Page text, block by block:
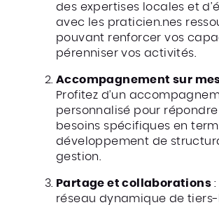
des expertises locales et
avec les praticien.nes
pouvant renforcer vos
pérenniser vos activités.
Accompagnement sur
Profitez d’un
personnalisé pour répondre
besoins spécifiques en
développement de
gestion.
Partage et collaborations
réseau dynamique de